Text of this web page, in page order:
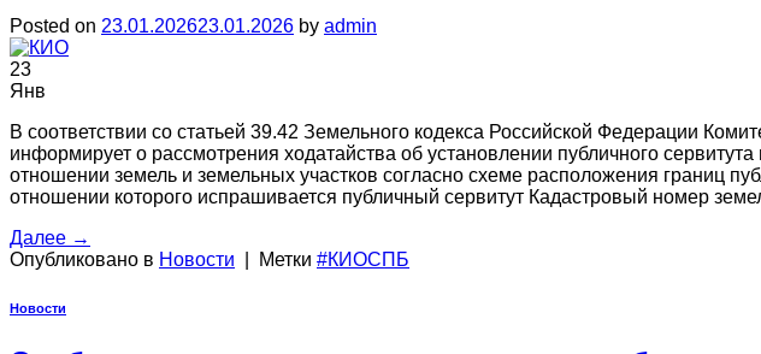
Posted on 23.01.202623.01.2026 by admin
23
Янв
В соответствии со статьей 39.42 Земельного кодекса Российской Федерации
информирует о рассмотрения ходатайства об установлении публичного
отношении земель и земельных участков согласно схеме расположения границ
отношении которого испрашивается публичный сервитут Кадастровый номер
Далее →
Опубликовано в Новости Метки #КИОСПБ
Новости